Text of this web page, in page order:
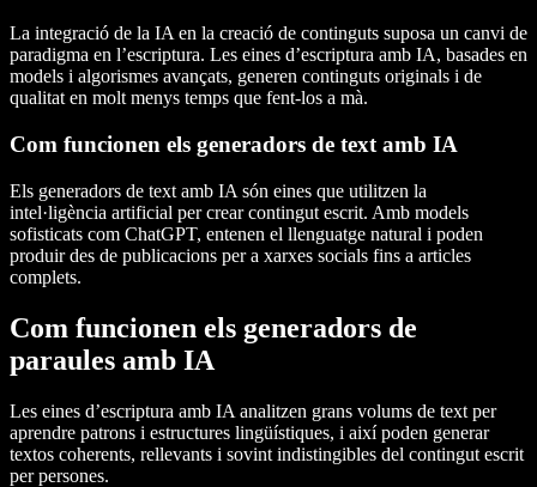
La integració de la IA en la creació de continguts suposa un canvi de
paradigma en l’escriptura. Les eines d’escriptura amb IA, basades en
models i algorismes avançats, generen continguts originals i de
qualitat en molt menys temps que fent-los a mà.
Com funcionen els generadors de text amb IA
Els generadors de text amb IA són eines que utilitzen la
intel·ligència artificial per crear contingut escrit. Amb models
sofisticats com ChatGPT, entenen el llenguatge natural i poden
produir des de publicacions per a xarxes socials fins a articles
complets.
Com funcionen els generadors de
paraules amb IA
Les eines d’escriptura amb IA analitzen grans volums de text per
aprendre patrons i estructures lingüístiques, i així poden generar
textos coherents, rellevants i sovint indistingibles del contingut escrit
per persones.